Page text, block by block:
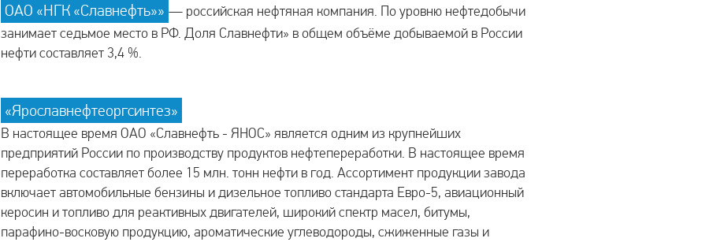
ОАО «НГК «Славнефть»» — российская нефтяная компания. По уровню нефтедобычи
занимает седьмое место в РФ. Доля Славнефти» в общем объёме добываемой в России
нефти составляет 3,4 %.
«Ярославнефтеоргсинтез»
В настоящее время ОАО «Славнефть - ЯНОС» является одним из крупнейших
предприятий России по производству продуктов нефтепереработки. В настоящее время
переработка составляет более 15 млн. тонн нефти в год. Ассортимент продукции завода
включает автомобильные бензины и дизельное топливо стандарта Евро-5, авиационный
керосин и топливо для реактивных двигателей, широкий спектр масел, битумы,
парафино-восковую продукцию, ароматические углеводороды, сжиженные газы и